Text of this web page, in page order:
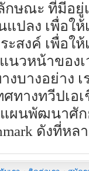
กษณะ ที่มีอยู่
แปลง เพื่อใ
ะสงค์ เพื่อใ
นวหน้าของ
งบางอย่าง
ศทางทวีปเอ
ผนพัฒนาศัก
ดังที่ห